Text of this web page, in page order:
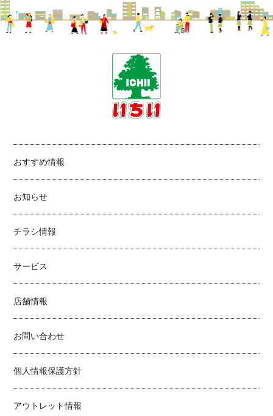
おすすめ情報
お知らせ
チラシ情報
サービス
店舗情報
お問い合わせ
個人情報保護方針
アウトレット情報